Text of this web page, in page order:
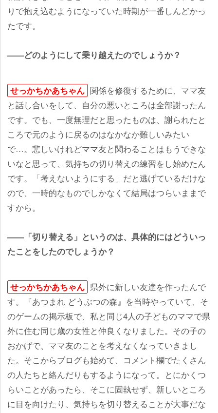
りで抱え込むようになっていた時期が一番しんどかっ
たです。
――どのようにして乗り越えたのでしょうか？
せっかちかあちゃん 関係を修復するために、ママ友
と話し合いをして、自分の悪いところは全部謝ったん
です。でも、一度無理だと思ったものは、謝られたと
ころで元のように戻るのはなかなか難しいみたい
で…。悲しいけれどママ友と関わることはもうできな
いなと思って、気持ちの切り替えの練習をし始めたん
です。「考えないようにする」だと逃げているだけな
ので、一時的なものでしかなくて結局はつらいままで
すから。
――「切り替える」というのは、具体的にはどういっ
たことをしたのでしょうか？
せっかちかあちゃん 県外に新しい友達を作ったんで
す。『あつまれ どうぶつの森』を当時やっていて、そ
のゲームの掲示板で、私と同じ4人の子どものママで県
外に住む同じ歳の女性と仲良くなりました。その子の
おかげで、ママ友のことを考えなくなっていきまし
た。そこからブログも始めて、コメント欄でたくさん
の人たちと絡んだりもするようになって。とにかくつ
らいことがあったら、そこに固執せず、新しいところ
に目を向けたり、気持ちを切り替えることが大事だな